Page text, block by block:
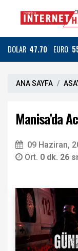
DOLAR 47.70 EURO
ANA SAYFA
Manisa’da
09 Haziran,
Ort. 0 dk. 26